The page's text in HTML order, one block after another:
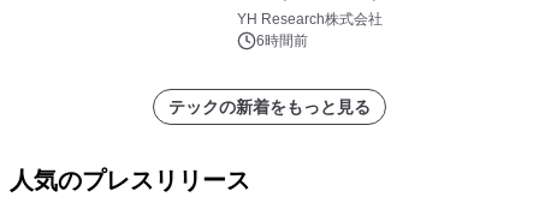
YH Research株式会社
6時間前
テックの新着をもっと見る
人気のプレスリリース